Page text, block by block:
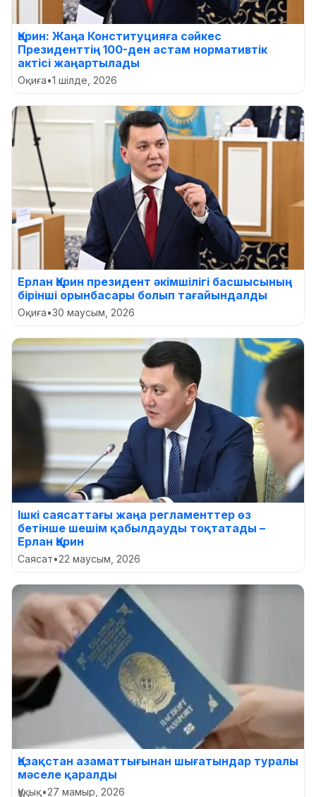
Қарин: Жаңа Конституцияға сәйкес
Президенттің 100-ден астам нормативтік
актісі жаңартылады
Оқиға•1 шілде, 2026
Ерлан Қарин президент әкімшілігі басшысының
бірінші орынбасары болып тағайындалды
Оқиға•30 маусым, 2026
Ішкі саясаттағы жаңа регламенттер өз
бетінше шешім қабылдауды тоқтатады –
Ерлан Қарин
Саясат•22 маусым, 2026
Қазақстан азаматтығынан шығатындар туралы
мәселе қаралды
Құқық•27 мамыр, 2026